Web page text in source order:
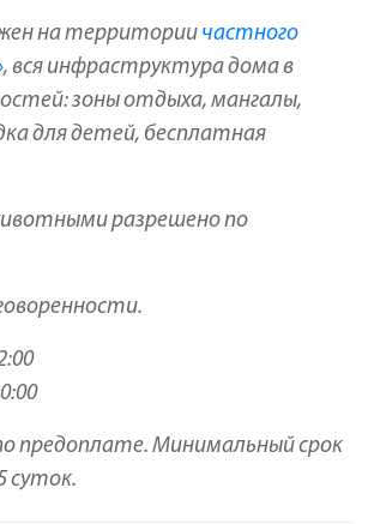
на территории частного
, вся инфраструктура дома в
зоны отдыха, мангалы,
для детей, бесплатная
разрешено по
предоплате. Минимальный срок
суток.